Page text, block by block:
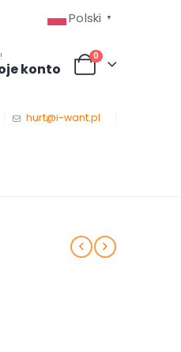
Polski ▼
konto
0
hurt@i-want.pl